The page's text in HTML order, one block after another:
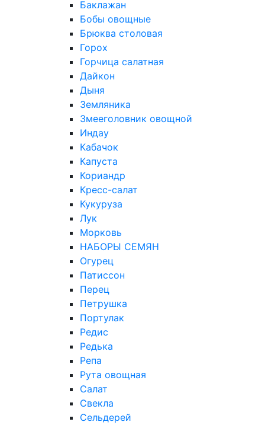
Баклажан
Бобы овощные
Брюква столовая
Горох
Горчица салатная
Дайкон
Дыня
Земляника
Змееголовник овощной
Индау
Кабачок
Капуста
Кориандр
Кресс-салат
Кукуруза
Лук
Морковь
НАБОРЫ СЕМЯН
Огурец
Патиссон
Перец
Петрушка
Портулак
Редис
Редька
Репа
Рута овощная
Салат
Свекла
Сельдерей